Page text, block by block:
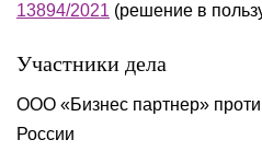
13894/2021 (решение в
Участники дела
ООО «Бизнес партнер»
России